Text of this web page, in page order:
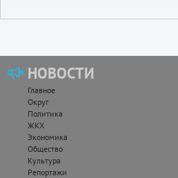
НОВОСТИ
Главное
Округ
Политика
ЖКХ
Экономика
Общество
Культура
Репортажи